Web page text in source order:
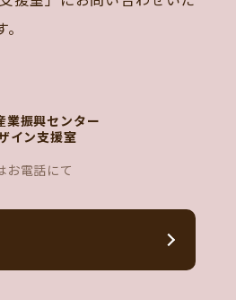
業振興センター
イン支援室
お電話にて